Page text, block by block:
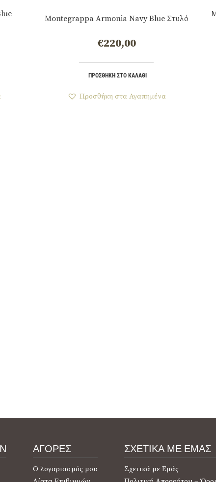
Montegrappa Armonia Navy Blue Στυλό
€220,00
ΠΡΟΣΘΉΚΗ ΣΤΟ ΚΑΛΆΘΙ
Προσθήκη στα Αγαπημένα
ΑΓΟΡΕΣ
Ο λογαριασμός μου
ΣΧΕΤΙΚΑ ΜΕ ΕΜΑΣ
Σχετικά με Εμάς